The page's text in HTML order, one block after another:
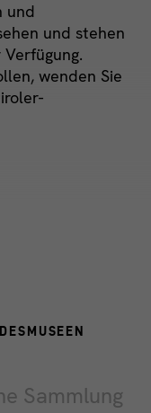
und
und stehen
wenden Sie
Sammlung